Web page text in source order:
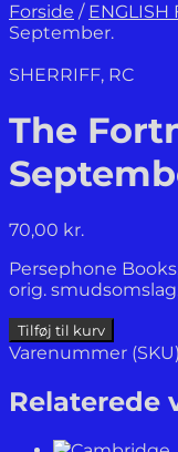
Forside / ENGLISH
September.
SHERRIFF, RC
The
70,00 kr.
Persephone
orig.
The
Fortnight
September.
antal
Tilføj til kurv
Varenummer
Relaterede